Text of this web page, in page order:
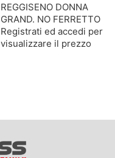
REGGISENO DONNA
GRAND. NO FERRETTO
Registrati ed accedi per
visualizzare il prezzo